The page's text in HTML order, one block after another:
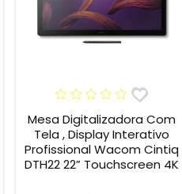
Mesa Digitalizadora Com
Tela , Display Interativo
Profissional Wacom Cintiq
DTH22 22” Touchscreen 4K